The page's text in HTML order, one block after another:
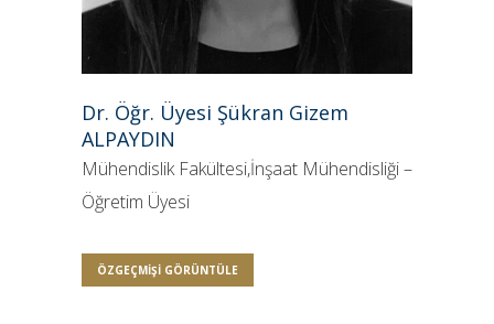
Dr. Öğr. Üyesi Şükran Gizem
ALPAYDIN
Mühendislik Fakültesi,İnşaat Mühendisliği –
Öğretim Üyesi
ÖZGEÇMIŞI GÖRÜNTÜLE